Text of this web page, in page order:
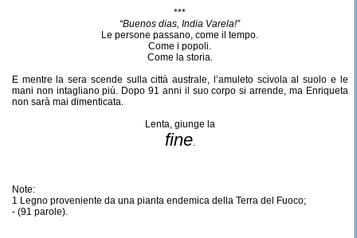
***
“Buenos dias, India Varela!”
Le persone passano, come il tempo.
Come i popoli.
Come la storia.
E mentre la sera scende sulla città australe, l’amuleto scivola al suolo e le
mani non intagliano più. Dopo 91 anni il suo corpo si arrende, ma Enriqueta
non sarà mai dimenticata.
Lenta, giunge la
fine.
Note:
1 Legno proveniente da una pianta endemica della Terra del Fuoco;
- (91 parole).